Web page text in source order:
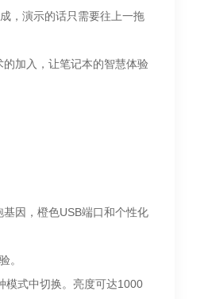
，演示的话只需要往上一拖
加入，让笔记本的智慧体验
因，橙色USB端口和个性化
。
模式中切换。亮度可达1000